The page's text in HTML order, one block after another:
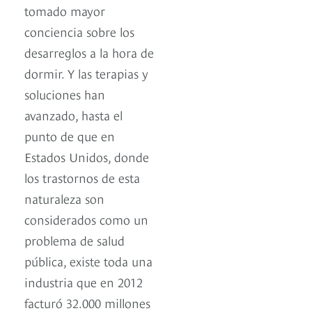
tomado mayor
conciencia sobre los
desarreglos a la hora de
dormir. Y las terapias y
soluciones han
avanzado, hasta el
punto de que en
Estados Unidos, donde
los trastornos de esta
naturaleza son
considerados como un
problema de salud
pública, existe toda una
industria que en 2012
facturó 32.000 millones